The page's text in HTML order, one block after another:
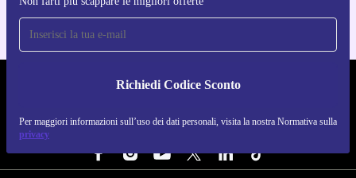
Richiedi Codice Sconto
Per maggiori informazioni sull’uso dei dati personali, visita la nostra Normativa sulla
privacy
REFURBED ITALIA - RETHINK NEW.
SEGUICI SU